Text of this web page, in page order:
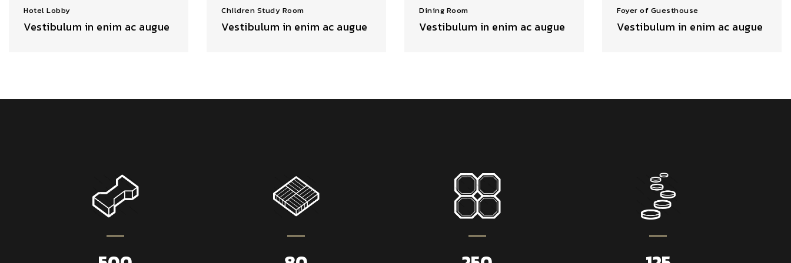
Hotel Lobby
Vestibulum in enim ac augue
Children Study Room
Vestibulum in enim ac augue
Dining Room
Vestibulum in enim ac augue
Foyer of Guesthouse
Vestibulum in enim ac augue